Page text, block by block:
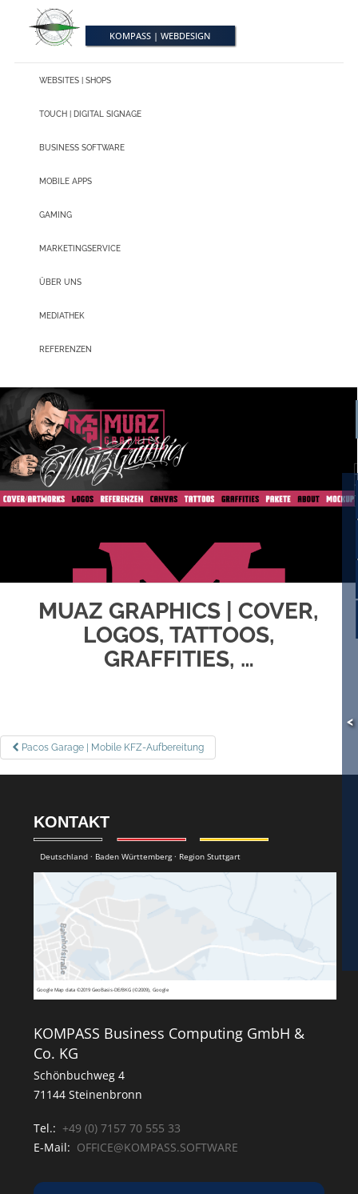
KOMPASS | WEBDESIGN
WEBSITES | SHOPS
TOUCH | DIGITAL SIGNAGE
BUSINESS SOFTWARE
MOBILE APPS
GAMING
MARKETINGSERVICE
ÜBER UNS
MEDIATHEK
REFERENZEN
MUAZ GRAPHICS | COVER,
LOGOS, TATTOOS,
GRAFFITIES, …
BEITRAGSNAVIGATION
Pacos Garage | Mobile KFZ-Aufbereitung
KONTAKT
Deutschland · Baden Württemberg · Region Stuttgart
Google Map data ©2019 GeoBasis-DE/BKG (©2009), Google
KOMPASS Business Computing GmbH &
Co. KG
Schönbuchweg 4
71144 Steinenbronn
Tel.: +49 (0) 7157 70 555 33
E-Mail: OFFICE@KOMPASS.SOFTWARE
<